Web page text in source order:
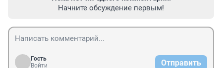
Начните обсуждение первым!
Гость
Войти
Отправить